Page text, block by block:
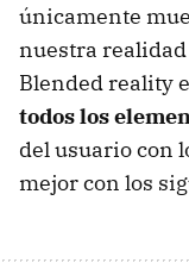
únicamente
nuestra
Blended reality
todos los
del usuario con
mejor con los